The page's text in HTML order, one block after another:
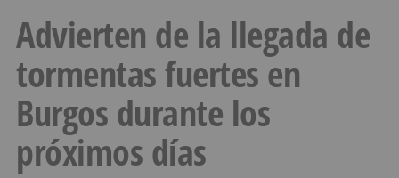
Advierten de la llegada de
tormentas fuertes en
Burgos durante los
próximos días